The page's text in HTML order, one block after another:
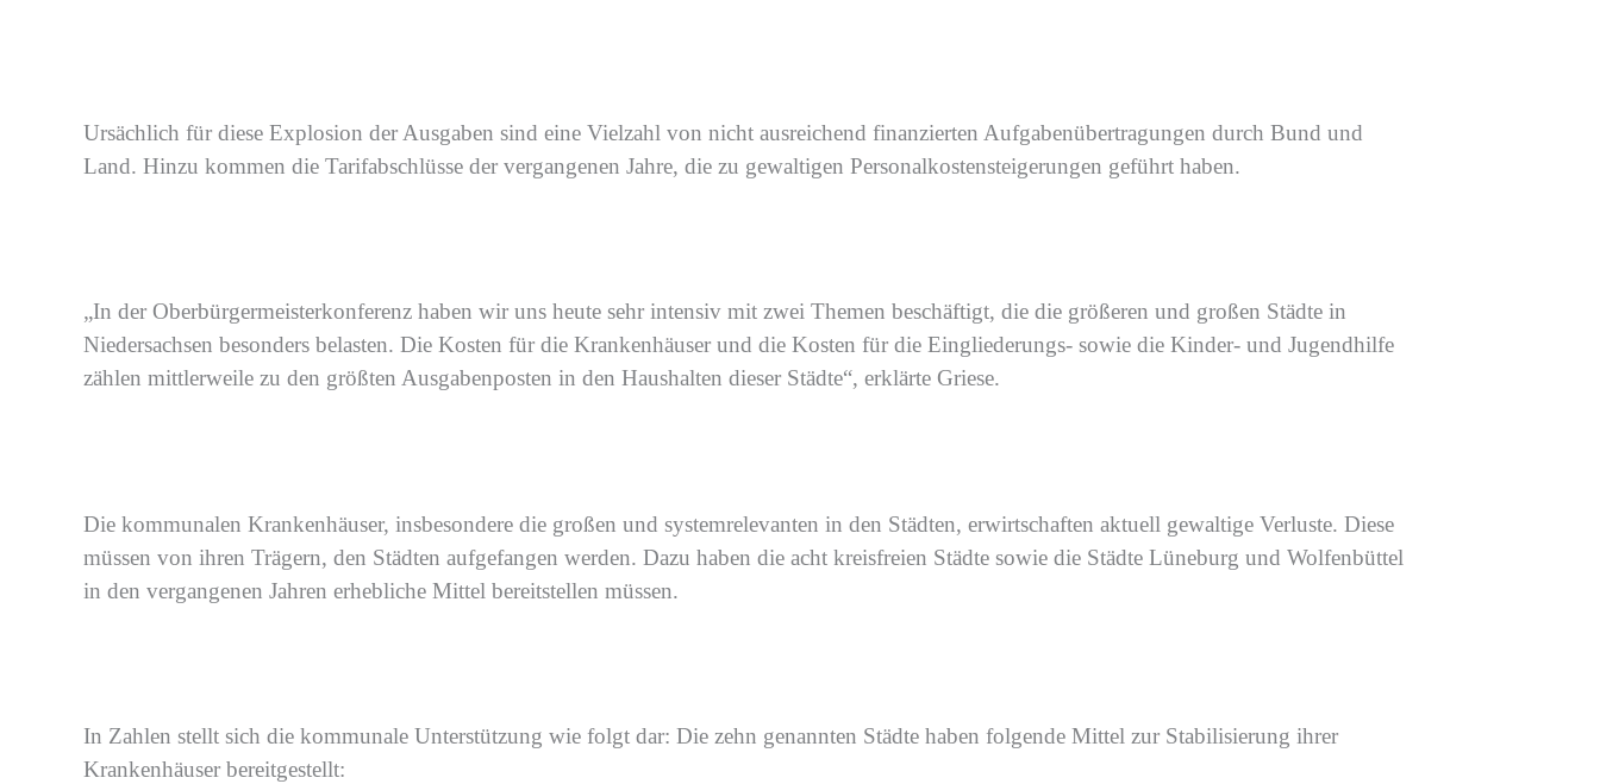
Ursächlich für diese Explosion der Ausgaben sind eine Vielzahl von nicht ausreichend finanzierten Aufgabenübertragungen durch Bund und
Land. Hinzu kommen die Tarifabschlüsse der vergangenen Jahre, die zu gewaltigen Personalkostensteigerungen geführt haben.
„In der Oberbürgermeisterkonferenz haben wir uns heute sehr intensiv mit zwei Themen beschäftigt, die die größeren und großen Städte in
Niedersachsen besonders belasten. Die Kosten für die Krankenhäuser und die Kosten für die Eingliederungs- sowie die Kinder- und Jugendhilfe
zählen mittlerweile zu den größten Ausgabenposten in den Haushalten dieser Städte“, erklärte Griese.
Die kommunalen Krankenhäuser, insbesondere die großen und systemrelevanten in den Städten, erwirtschaften aktuell gewaltige Verluste. Diese
müssen von ihren Trägern, den Städten aufgefangen werden. Dazu haben die acht kreisfreien Städte sowie die Städte Lüneburg und Wolfenbüttel
in den vergangenen Jahren erhebliche Mittel bereitstellen müssen.
In Zahlen stellt sich die kommunale Unterstützung wie folgt dar: Die zehn genannten Städte haben folgende Mittel zur Stabilisierung ihrer
Krankenhäuser bereitgestellt: